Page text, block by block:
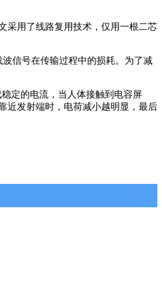
采用了线路复用技术，仅用一根二芯
信号在传输过程中的损耗。为了减
定的电流，当人体接触到电容屏
近发射端时，电荷减小越明显，最后